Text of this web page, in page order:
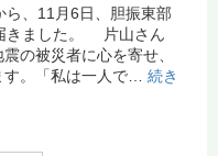
、11月6日、胆振東部
きました。 片山さん
の被災者に心を寄せ、
す。「私は一人で… 続き